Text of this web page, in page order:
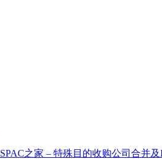
SPAC之家 – 特殊目的收购公司合并